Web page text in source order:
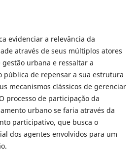
evidenciar a relevância da
através de seus múltiplos atores
urbana e ressaltar a
pública de repensar a sua estrutura
mecanismos clássicos de gerenciar
processo de participação da
urbano se faria através da
participativo, que busca o
dos agentes envolvidos para um